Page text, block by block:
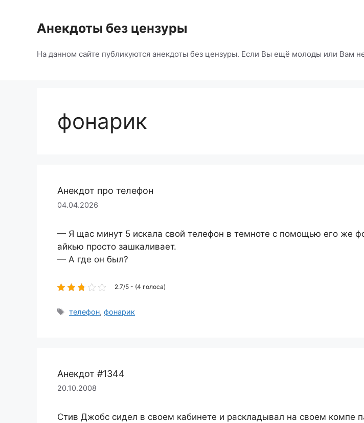
содержимомуАнекдоты без цензуры
На данном сайте публикуются анекдоты без цензуры. Если Вы ещё молоды или Вам
фонарик
Анекдот про телефон
04.04.2026
— Я щас минут 5 искала свой телефон в темноте с помощью его же
айкью просто зашкаливает.
— А где он был?
2.7/5 - (4 голоса)
Метки
телефон,фонарик
Анекдот #1344
20.10.2008
Стив Джобс сидел в своем кабинете и раскладывал на своем компе